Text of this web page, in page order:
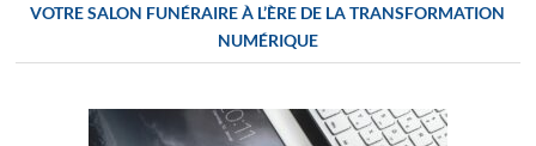
VOTRE SALON FUNÉRAIRE À L’ÈRE DE LA TRANSFORMATION
NUMÉRIQUE